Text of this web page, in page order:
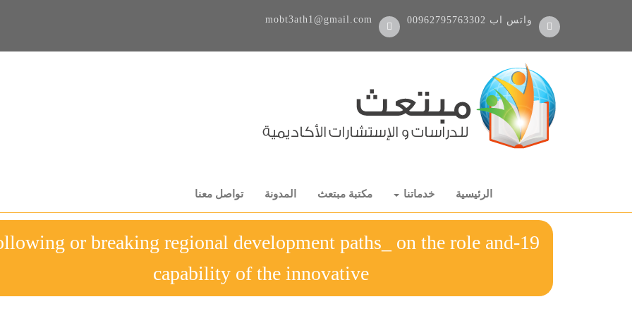
00962795763302 واتس اب mobt3ath1@gmail.com
الرئيسية خدماتنا مكتبة مبتعث المدونة تواصل معنا
Following or breaking regional development paths_ on the role and
capability of the innovative